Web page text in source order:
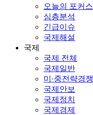
오늘의 포커스
심층분석
긴급이슈
국제해설
국제
국제 전체
국제일반
미·중전략경쟁
국제안보
국제정치
국제경제